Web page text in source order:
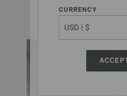
CURRENCY
X-Mas Flyer 2024